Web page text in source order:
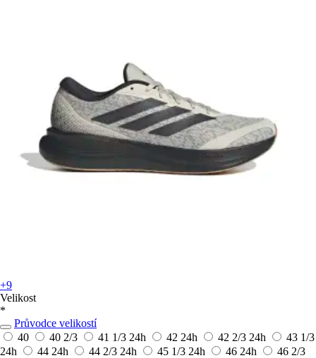
+9
Velikost
*
Průvodce velikostí
40
40 2/3 41 1/3 24h 42 24h 42 2/3 24h
43 1/3
24h
44 24h 44 2/3 24h 45 1/3 24h 46 24h
46 2/3